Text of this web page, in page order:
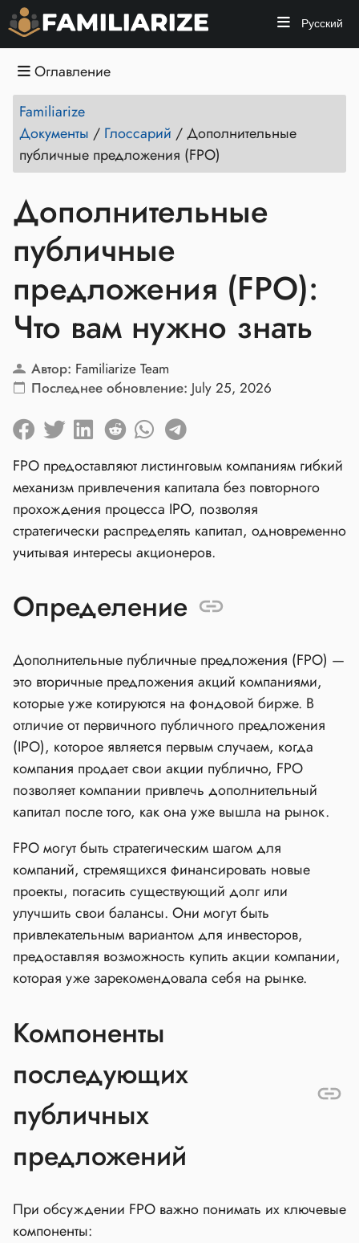
Русский
Оглавление
Familiarize
Документы / Глоссарий /Дополнительные
публичные предложения (FPO)
Дополнительные
публичные
предложения (FPO):
Что вам нужно знать
Автор: Familiarize Team
Последнее обновление: July 25, 2026
FPO предоставляют листинговым компаниям гибкий
механизм привлечения капитала без повторного
прохождения процесса IPO, позволяя
стратегически распределять капитал, одновременно
учитывая интересы акционеров.
Определение
Дополнительные публичные предложения (FPO) —
это вторичные предложения акций компаниями,
которые уже котируются на фондовой бирже. В
отличие от первичного публичного предложения
(IPO), которое является первым случаем, когда
компания продает свои акции публично, FPO
позволяет компании привлечь дополнительный
капитал после того, как она уже вышла на рынок.
FPO могут быть стратегическим шагом для
компаний, стремящихся финансировать новые
проекты, погасить существующий долг или
улучшить свои балансы. Они могут быть
привлекательным вариантом для инвесторов,
предоставляя возможность купить акции компании,
которая уже зарекомендовала себя на рынке.
Компоненты
последующих
публичных
предложений
При обсуждении FPO важно понимать их ключевые
компоненты: